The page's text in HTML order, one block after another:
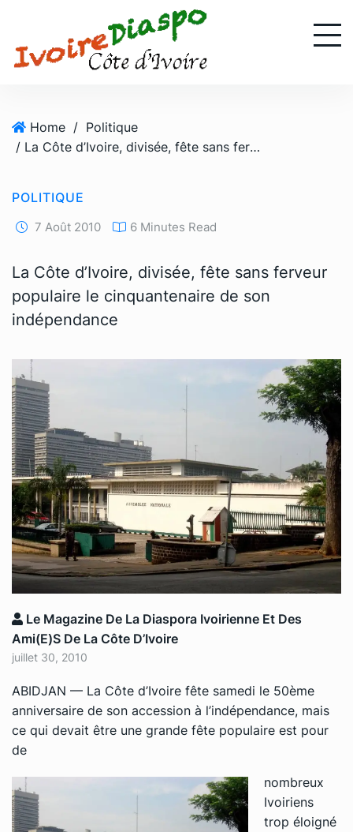
Home / Politique
/ La Côte d’Ivoire, divisée, fête sans ferveur populaire le cinquantenaire de son indépendance
POLITIQUE
7 Août 2010 6 Minutes Read
La Côte d’Ivoire, divisée, fête sans ferveur
populaire le cinquantenaire de son
indépendance
Le Magazine De La Diaspora Ivoirienne Et Des
Ami(e)s De La Côte D’Ivoire
juillet 30, 2010
ABIDJAN — La Côte d’Ivoire fête samedi le 50ème
anniversaire de son accession à l’indépendance, mais
ce qui devait être une grande fête populaire est pour
de
nombreux
Ivoiriens
trop éloigné